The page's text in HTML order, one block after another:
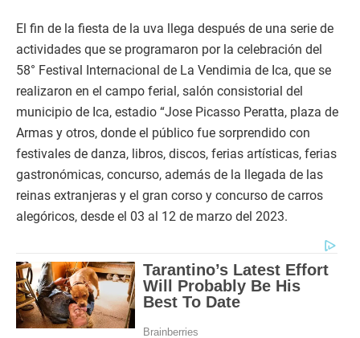
El fin de la fiesta de la uva llega después de una serie de
actividades que se programaron por la celebración del
58° Festival Internacional de La Vendimia de Ica, que se
realizaron en el campo ferial, salón consistorial del
municipio de Ica, estadio “Jose Picasso Peratta, plaza de
Armas y otros, donde el público fue sorprendido con
festivales de danza, libros, discos, ferias artísticas, ferias
gastronómicas, concurso, además de la llegada de las
reinas extranjeras y el gran corso y concurso de carros
alegóricos, desde el 03 al 12 de marzo del 2023.